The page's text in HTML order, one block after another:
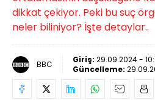
dikkat çekiyor. Peki bu suç
neler biliniyor? İşte detaylar..
BBC Giriş: 29.09.2024 -
Güncelleme: